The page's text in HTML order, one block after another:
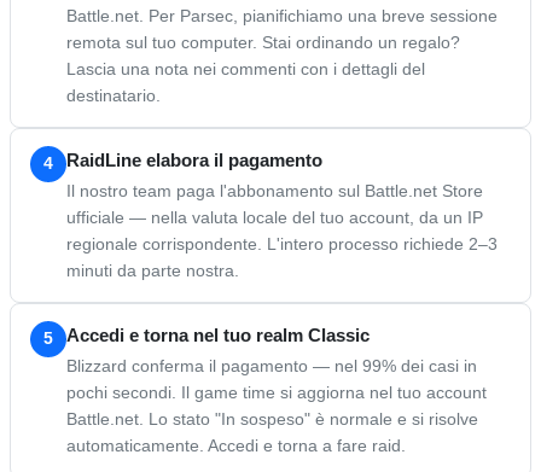
Battle.net. Per Parsec, pianifichiamo una breve sessione
remota sul tuo computer. Stai ordinando un regalo?
Lascia una nota nei commenti con i dettagli del
destinatario.
4 RaidLine elabora il pagamento
Il nostro team paga l'abbonamento sul Battle.net Store
ufficiale — nella valuta locale del tuo account, da un IP
regionale corrispondente. L'intero processo richiede 2–3
minuti da parte nostra.
5 Accedi e torna nel tuo realm Classic
Blizzard conferma il pagamento — nel 99% dei casi in
pochi secondi. Il game time si aggiorna nel tuo account
Battle.net. Lo stato "In sospeso" è normale e si risolve
automaticamente. Accedi e torna a fare raid.